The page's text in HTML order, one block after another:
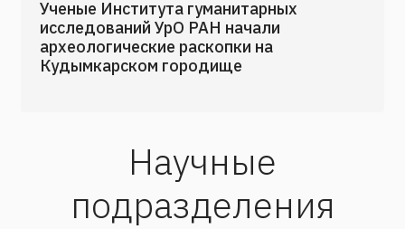
Ученые Института гуманитарных
исследований УрО РАН начали
археологические раскопки на
Кудымкарском городище
Научные
подразделения